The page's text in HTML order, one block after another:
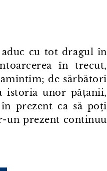
cu tot dragul în
în trecut,
de sărbători
istoria unor pățanii,
prezent ca să poți
⁠un prezent continuu